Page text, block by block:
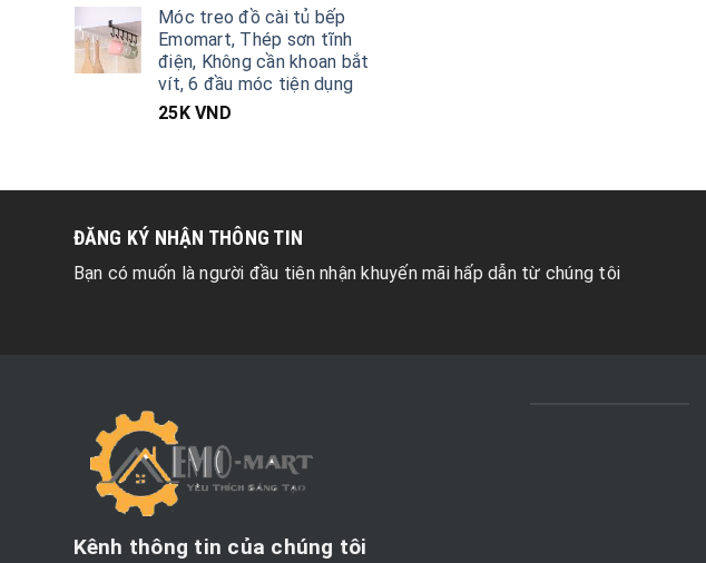
Móc treo đồ cài tủ bếp
Emomart, Thép sơn tĩnh
điện, Không cần khoan bắt
vít, 6 đầu móc tiện dụng
25K VND
ĐĂNG KÝ NHẬN THÔNG TIN
Bạn có muốn là người đầu tiên nhận khuyến mãi hấp dẫn từ chúng tôi
Kênh thông tin của chúng tôi